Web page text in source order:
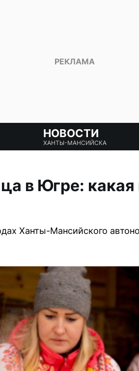
НОВОСТИ
ХАНТЫ-МАНСИЙСКА
в Югре: какая
Ханты-Мансийского